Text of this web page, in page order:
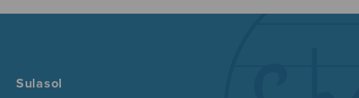
Sulasol